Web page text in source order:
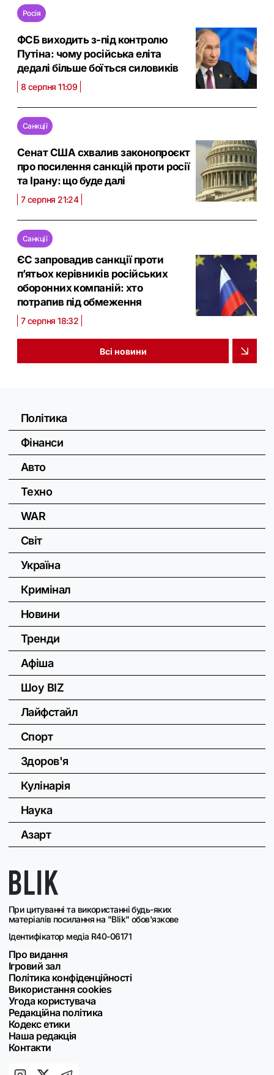
Росія
ФСБ виходить з-під контролю
Путіна: чому російська еліта
дедалі більше боїться силовиків
8 серпня 11:09
Санкції
Сенат США схвалив законопроєкт
про посилення санкцій проти росії
та Ірану: що буде далі
7 серпня 21:24
Санкції
ЄС запровадив санкції проти
п’ятьох керівників російських
оборонних компаній: хто
потрапив під обмеження
7 серпня 18:32
Всі новини
При цитуванні та використанні будь-яких
матеріалів посилання на "Blik" обов'язкове
Ідентифікатор медіа R40-06171
Про видання
Ігровий зал
Політика конфіденційності
Використання cookies
Угода користувача
Редакційна політика
Кодекс етики
Наша редакція
Контакти
Політика
Фінанси
Авто
Техно
WAR
Світ
Україна
Кримінал
Новини
Тренди
Афіша
Шоу BIZ
Лайфстайл
Спорт
Здоров'я
Кулінарія
Наука
Азарт